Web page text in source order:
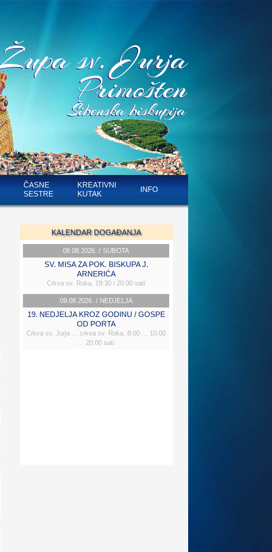
ČASNE
SESTRE
KREATIVNI
KUTAK
INFO
KALENDAR DOGAĐANJA
08.08.2026. / SUBOTA
SV. MISA ZA POK. BISKUPA J.
ARNERIĆA
Crkva sv. Roka, 19:30 i 20:00 sati
09.08.2026. / NEDJELJA
19. NEDJELJA KROZ GODINU / GOSPE
OD PORTA
Crkva sv. Jurja ... crkva sv. Roka, 8:00 ... 10:00
... 20:00 sati